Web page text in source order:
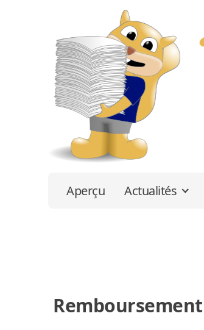
Aperçu Actualités